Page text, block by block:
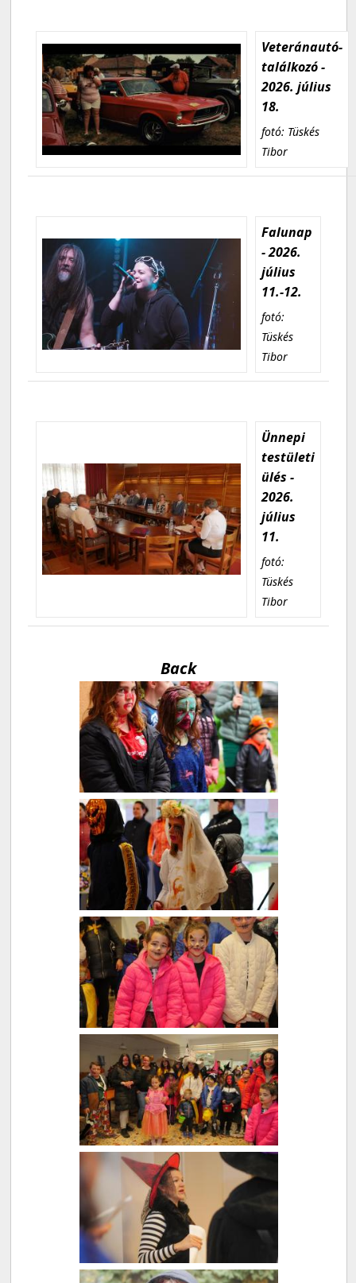
Veteránautó-
találkozó -
2026. július
18.
fotó: Tüskés
Tibor
Falunap
- 2026.
július
11.-12.
fotó:
Tüskés
Tibor
Ünnepi
testületi
ülés -
2026.
július
11.
fotó:
Tüskés
Tibor
Back